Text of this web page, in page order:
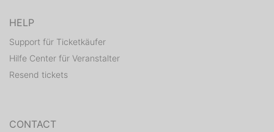
HELP
Support für Ticketkäufer
Hilfe Center für Veranstalter
Resend tickets
CONTACT